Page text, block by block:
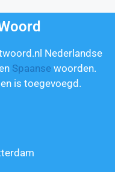
Nederlandse
Spaanse woorden.
is toegevoegd.